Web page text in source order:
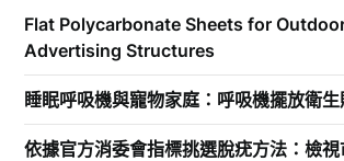
Flat Polycarbonate Sheets for
Advertising Structures
睡眠呼吸機與寵物家庭：呼吸機擺放衛生
依據官方消委會指標挑選脫疣方法：檢